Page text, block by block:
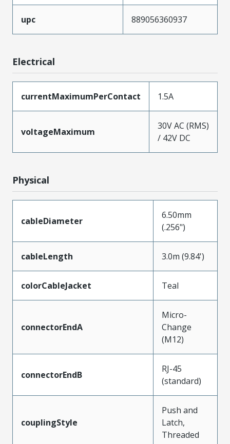
upc 889056360937
Electrical
currentMaximumPerContact 1.5A
voltageMaximum
30V AC (RMS)
/ 42V DC
Physical
cableDiameter
6.50mm
(.256")
cableLength 3.0m (9.84')
colorCableJacket Teal
connectorEndA
Micro-
Change
(M12)
connectorEndB
RJ-45
(standard)
couplingStyle
Push and
Latch,
Threaded